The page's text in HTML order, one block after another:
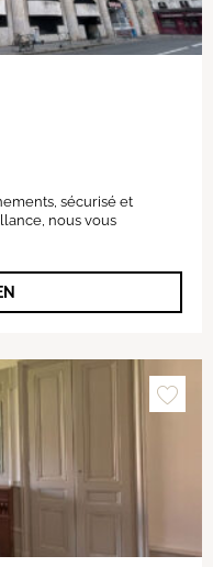
sécurisé et
nous vous